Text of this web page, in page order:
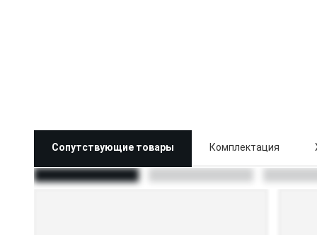
Сопутствующие товары Комплектация